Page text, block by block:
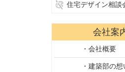
住宅デザイン相談
会社案
・会社概要
・建築部の想